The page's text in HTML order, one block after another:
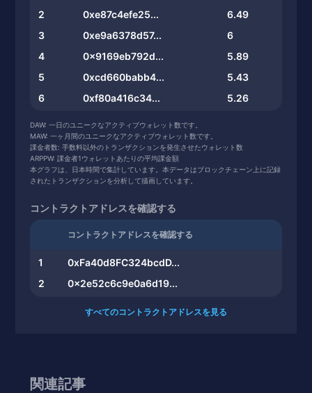
2
0xe87c4efe25...
6.49
3
0xe9a6378d57...
6
4
0x9169eb792d...
5.89
5
0xcd660babb4...
5.43
6
0xf80a416c34...
5.26
8
0xd8e041a87b...
9
0x5ebddd6c3b...
10
0x325676181c...
DAW: 一日のユニークなアクティブウォレット数です。
MAW: 一ヶ月間のユニークなアクティブウォレット数です。
課金者数: 手数料以外のトランザクションを発生させたウォレット数
ARPPW: 課金者1ウォレットあたりの平均課金額
本グラフは、日本時間で集計しています。本データはブロックチェーン上に記録
されたトランザクションを分析して描画しています。
コントラクトアドレスを確認する
コントラクトアドレスを確認する
1
0xFa40d8FC324bcdD...
2
0x2e52c6c9e0a6d19...
すべてのコントラクトアドレスを見る
関連記事